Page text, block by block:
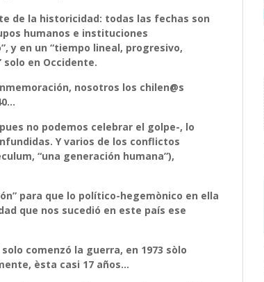
de la historicidad: todas las fechas son
humanos e instituciones
y en un “tiempo lineal, progresivo,
en Occidente.
nosotros los chilen@s
no podemos celebrar el golpe-, lo
Y varios de los conflictos
“una generación humana”),
para que lo político-hegemònico en ella
que nos sucedió en este país ese
comenzó la guerra, en 1973 sòlo
èsta casi 17 años…